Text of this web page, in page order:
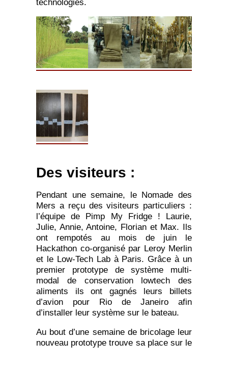
technologies.
Des visiteurs :
Pendant une semaine, le Nomade des
Mers a reçu des visiteurs particuliers :
l’équipe de Pimp My Fridge ! Laurie,
Julie, Annie, Antoine, Florian et Max. Ils
ont rempotés au mois de juin le
Hackathon co-organisé par Leroy Merlin
et le Low-Tech Lab à Paris. Grâce à un
premier prototype de système multi-
modal de conservation lowtech des
aliments ils ont gagnés leurs billets
d’avion pour Rio de Janeiro afin
d’installer leur système sur le bateau.
Au bout d’une semaine de bricolage leur
nouveau prototype trouve sa place sur le